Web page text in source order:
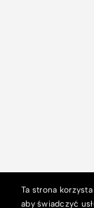
Ta strona
aby świadczyć